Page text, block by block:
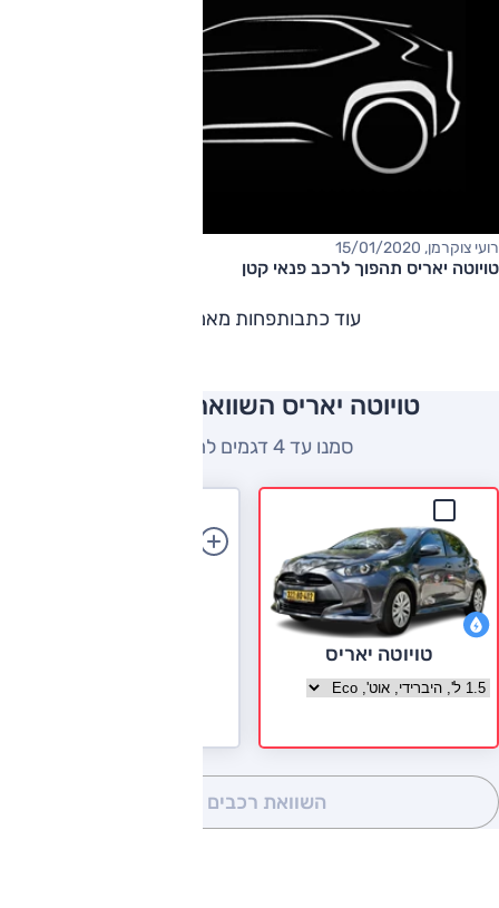
רועי צוקרמן, 15/01/2020
טויוטה יאריס תהפוך לרכב פנאי קטן
עוד כתבותפחות מאמרים
טויוטה יאריס השוואה למתחרים
סמנו עד 4 דגמים להשוואה
טויוטה יאריס
בחר גרסה טויוטה יאריס
השוואת רכבים